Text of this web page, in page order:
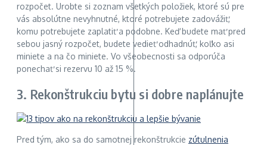
rozpočet. Urobte si zoznam všetkých položiek, ktoré sú pre
vás absolútne nevyhnutné, ktoré potrebujete zadovážiť,
komu potrebujete zaplatiť a podobne. Keď budete mať pred
sebou jasný rozpočet, budete vedieť odhadnúť, koľko asi
miniete a na čo miniete. Vo všeobecnosti sa odporúča
ponechať si rezervu 10 až 15 %.
3. Rekonštrukciu bytu si dobre naplánujte
Pred tým, ako sa do samotnej rekonštrukcie zútulnenia